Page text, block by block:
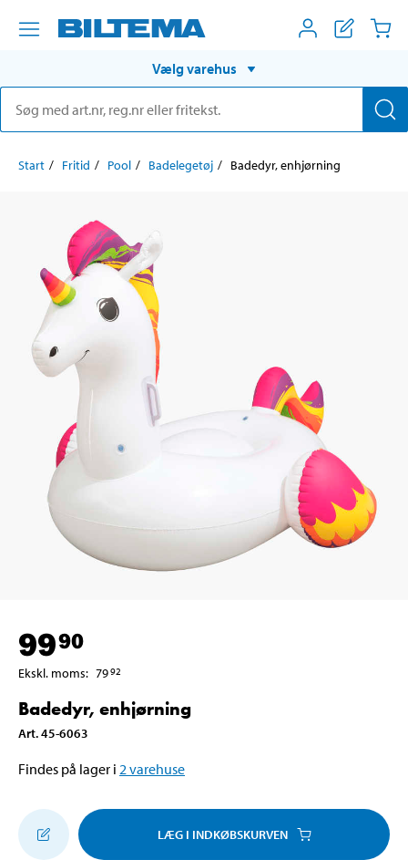
Vælg varehus
Start Fritid Pool Badelegetøj Badedyr, enhjørning
9990
Ekskl. moms: 7992
Badedyr, enhjørning
Art.45-6063
Findes på lager i 2 varehuse
LÆG I INDKØBSKURVEN